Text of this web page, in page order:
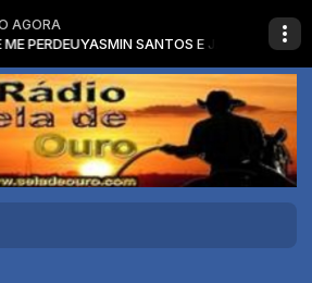
AGORA
PERDEUYASMIN SANTOS E JAPINHA CONDE -